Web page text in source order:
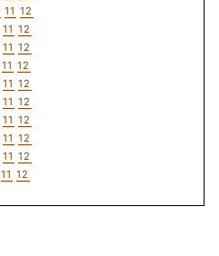
11 12
11 12
11 12
11 12
11 12
11 12
11 12
11 12
11 12
11 12